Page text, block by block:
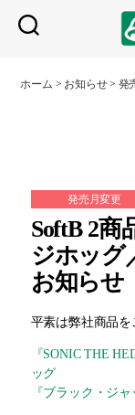
ホーム > お知らせ> 発
発売月変更
SoftB 2商
ジホッグ
お知らせ
平素は弊社商品を
『SONIC THE
ッグ
『ブラック・ジ